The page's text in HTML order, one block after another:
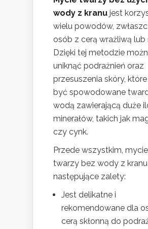
wody z kranu jest
wielu powodów,
osób z cerą wrażliwą lub
Dzięki tej metodzie
uniknąć podrażnień oraz
przesuszenia skóry,
być spowodowane
wodą zawierającą duże
minerałów, takich jak
czy cynk.
Przede wszystkim, mycie
twarzy bez wody z
następujące zalety:
Jest delikatne i
rekomendowane dla
cerą skłonną do